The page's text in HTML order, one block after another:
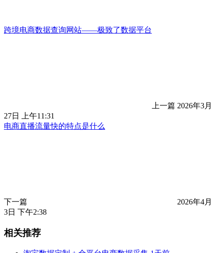
跨境电商数据查询网站——极致了数据平台
上一篇 2026年3月
27日 上午11:31
电商直播流量快的特点是什么
下一篇
2026年4月
3日 下午2:38
相关推荐